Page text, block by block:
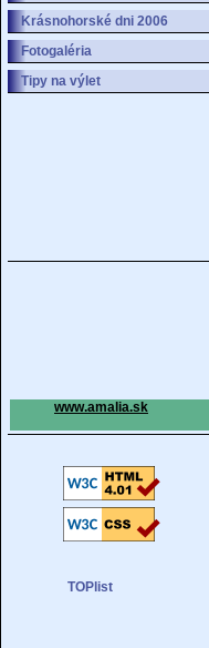
Krásnohorské dni 2006
Fotogaléria
Tipy na výlet
www.amalia.sk